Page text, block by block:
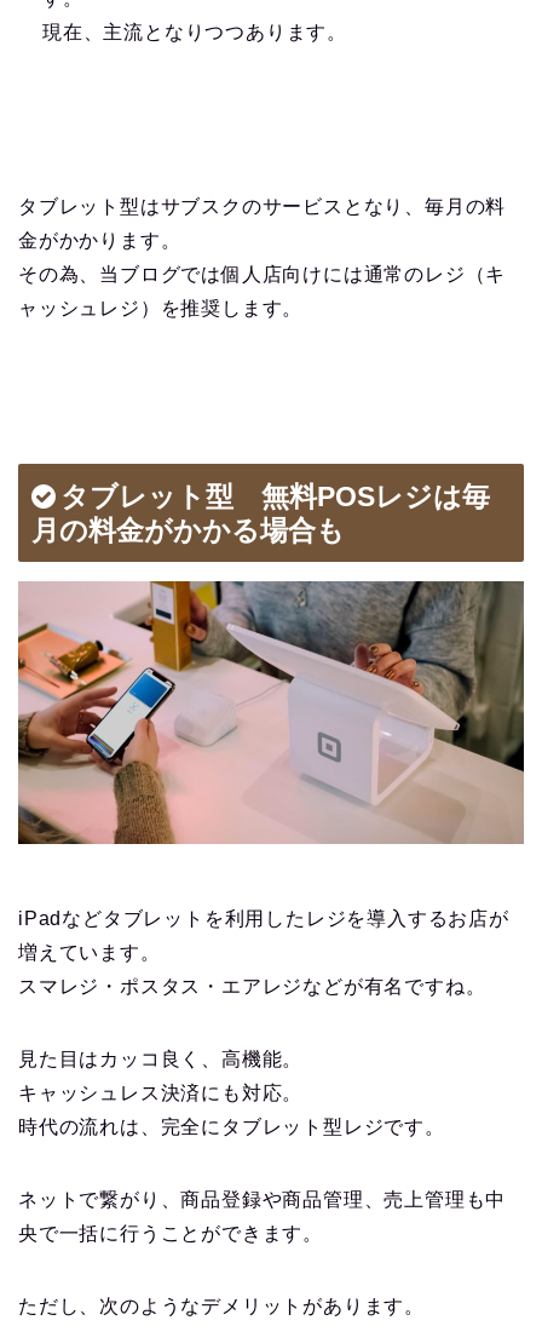
現在、主流となりつつあります。
タブレット型はサブスクのサービスとなり、毎月の料
金がかかります。
その為、当ブログでは個人店向けには通常のレジ（キ
ャッシュレジ）を推奨します。
タブレット型 無料POSレジは毎
月の料金がかかる場合も
iPadなどタブレットを利用したレジを導入するお店が
増えています。
スマレジ・ポスタス・エアレジなどが有名ですね。
見た目はカッコ良く、高機能。
キャッシュレス決済にも対応。
時代の流れは、完全にタブレット型レジです。
ネットで繋がり、商品登録や商品管理、売上管理も中
央で一括に行うことができます。
ただし、次のようなデメリットがあります。